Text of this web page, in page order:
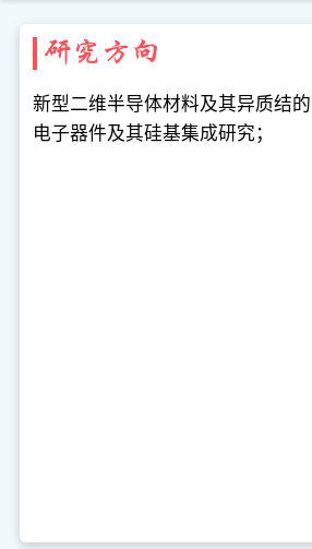
研究方向
新型二维半导体材料及其异质结
电子器件及其硅基集成研究；